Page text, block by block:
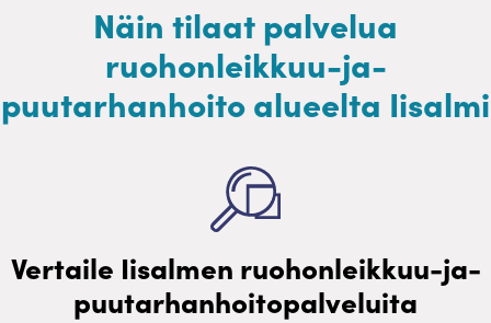
Näin tilaat palvelua
ruohonleikkuu-ja-
puutarhanhoito alueelta Iisalmi
Vertaile Iisalmen ruohonleikkuu-ja-
puutarhanhoitopalveluita